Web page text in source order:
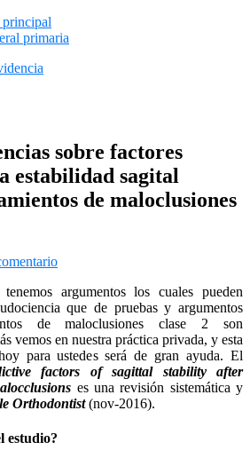
principal
primaria
sobre factores
estabilidad sagital
de maloclusiones
tenemos argumentos los cuales pueden
que de pruebas y argumentos
de maloclusiones clase 2 son
vemos en nuestra práctica privada, y esta
para ustedes será de gran ayuda. El
factors of sagittal stability after
es una revisión sistemática y
Orthodontist(nov-2016).
estudio?